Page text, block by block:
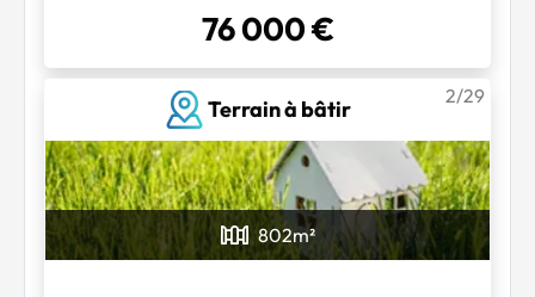
76 000 €
Terrain à bâtir
2/29
802m²